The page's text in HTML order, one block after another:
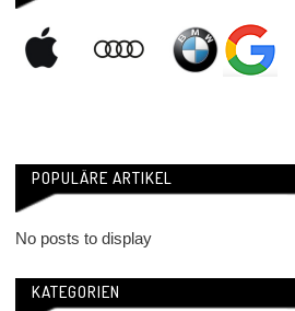
POPULÄRE ARTIKEL
No posts to display
KATEGORIEN